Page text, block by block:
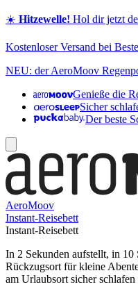
☀️ Hitzewelle! Hol dir jetzt
Kostenloser Versand bei
NEU: der AeroMoov
Genieße die
Sicher
Der beste
AeroMoov
Instant-Reisebett
Instant-Reisebett
In 2 Sekunden aufstellt, in 10
Rückzugsort für kleine
am Urlaubsort sicher